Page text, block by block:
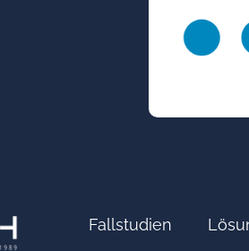
Fallstudien